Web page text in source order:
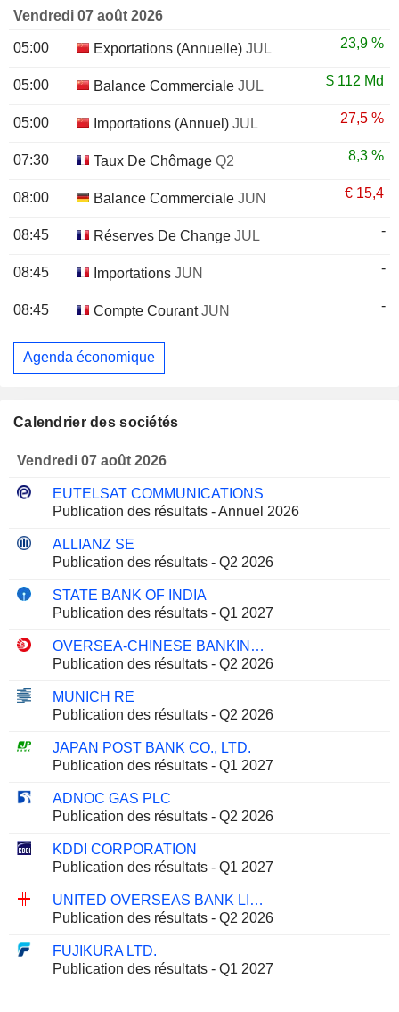
Vendredi 07 août 2026
05:00 Exportations (Annuelle) JUL 23,9 %
05:00 Balance Commerciale JUL $ 112 Md
05:00 Importations (Annuel) JUL 27,5 %
07:30 Taux De Chômage Q2 8,3 %
08:00 Balance Commerciale JUN € 15,4
08:45 Réserves De Change JUL -
08:45 Importations JUN -
08:45 Compte CourantJUN -
Agenda économique
Calendrier des sociétés
Vendredi 07 août 2026
EUTELSAT COMMUNICATIONS
Publication des résultats - Annuel 2026
ALLIANZ SE
Publication des résultats - Q2 2026
STATE BANK OF INDIA
Publication des résultats - Q1 2027
OVERSEA-CHINESE BANKING CORPORATION LIMITED
Publication des résultats - Q2 2026
MUNICH RE
Publication des résultats - Q2 2026
JAPAN POST BANK CO., LTD.
Publication des résultats - Q1 2027
ADNOC GAS PLC
Publication des résultats - Q2 2026
KDDI CORPORATION
Publication des résultats - Q1 2027
UNITED OVERSEAS BANK LIMITED
Publication des résultats - Q2 2026
FUJIKURA LTD.
Publication des résultats - Q1 2027